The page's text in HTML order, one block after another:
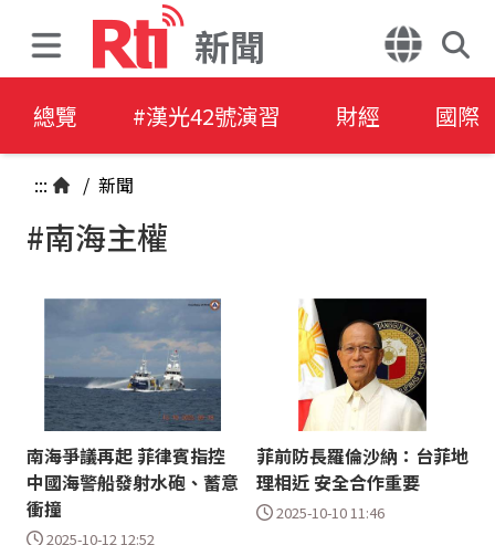
新聞
總覽 #漢光42號演習 財經 國際
::: / 新聞
#南海主權
南海爭議再起 菲律賓指控
中國海警船發射水砲、蓄意
衝撞
2025-10-12 12:52
菲前防長羅倫沙納：台菲地
理相近 安全合作重要
2025-10-10 11:46